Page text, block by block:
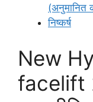
(अनुमानित
निष्कर्ष
New
facelift